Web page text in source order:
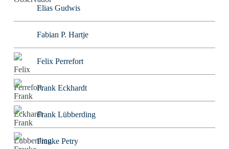
Elias Gudwis
Fabian P. Hartje
Felix Perrefort
Frank Eckhardt
Frank Lübberding
Frauke Petry